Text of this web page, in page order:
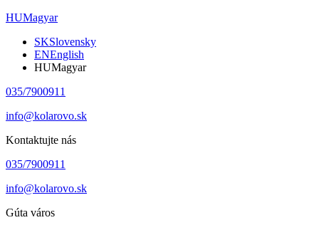
HUMagyar
SKSlovensky
ENEnglish
HUMagyar
035/7900911
info@kolarovo.sk
Kontaktujte nás
035/7900911
info@kolarovo.sk
Gúta város